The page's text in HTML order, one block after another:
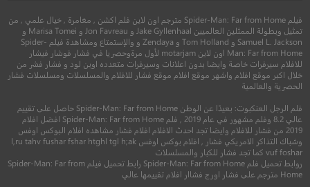
6.3
2017
+16 مترجم
6.9
فيلم Spider-Man: Far from Home مترجم اون لاين فلم اكشن , مغامرة , خيال علمي , من
تمثيل وبطولة الممثلين العالميين Jake Gyllenhaal و Jon Favreau و Marisa Tomei و
Samuel L. Jackson و Tom Holland و Zendaya و والإستمتاع ومشاهدة فيلم Spider-
Man: Far from Home اون لاين motarjam لأول مرةوحصريا في فشار فوشار فيشار
للافلام سيرفرات خاصة وايضا بدون اعلانات وسيرفرات متعدده اوبن لود و فشار فشر من
خلال اكبر موقع افلام واشهر موقع افلام موقع فشار للافلام والمسلسلات ومسلسلات فشار
الحصرية والعالمية
فلم الرجل العنكبوت: بعيدًا عن الوطن Spider-Man: Far from Home حاصل على تقييم
عالي 8.2 وفلم مشهور في عام 2019 , فلم Spider-Man: Far from Home افضل افلام
2019 من فشار للافلام وايضا تجد احدث الافلام افلام فشار مشاهده افلام البوكس اوفس
وشباك التذاكر الامريكي فشار , افلام بوكس اوفس l,ru tahv fushar fshar htghl tgl h;ak
vuf foshar كما تجد فشار للكبار والمسلسلات
روابط تحميل فلم Spider-Man: Far from Home رابط تحميل فيلم Spider-Man: Far from
Home مترجم على فشار اورج فشاار افلام تقييمها عالي